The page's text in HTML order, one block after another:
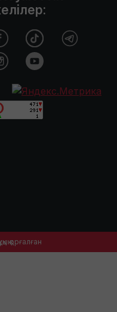
қорғалған